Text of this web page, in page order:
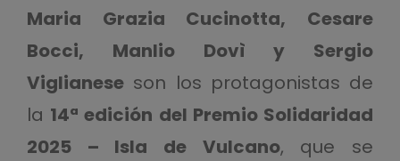
Maria Grazia Cucinotta, Cesare
Bocci, Manlio Dovì y Sergio
Viglianeseson los protagonistas de
la 14ª edición del Premio Solidaridad
2025 – Isla de Vulcano, que se